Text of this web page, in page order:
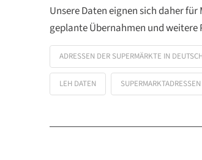
Unsere Daten eignen sich daher
geplante Übernahmen und weitere
ADRESSEN DER SUPERMÄRKTE IN
LEH DATEN SUPERMARKTADRESSEN